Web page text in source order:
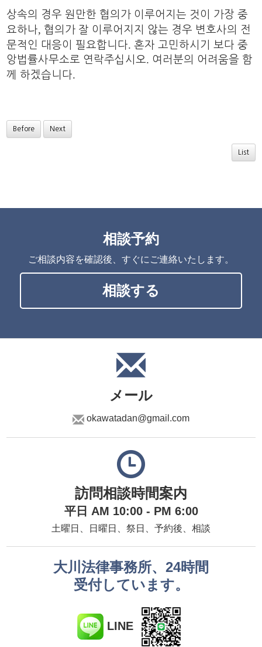
상속의 경우 원만한 협의가 이루어지는 것이 가장 중
요하나, 협의가 잘 이루어지지 않는 경우 변호사의 전
문적인 대응이 필요합니다 .혼자 고민하시기 보다 중
앙법률사무소로 연락주십시오. 여러분의 어려움을 함
께 하겠습니다.
Before Next
List
相談予約
ご相談内容を確認後、すぐにご連絡いたします。
相談する
メール
okawatadan@gmail.com
訪問相談時間案内
平日 AM 10:00 - PM 6:00
土曜日、日曜日、祭日、予約後、相談
大川法律事務所、24時間
受付しています。
LINE